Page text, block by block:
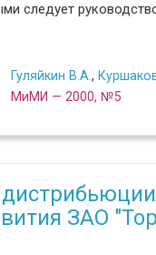
следует
Гуляйкин В.А. ,
МиМИ — 2000, №5
ЗАО